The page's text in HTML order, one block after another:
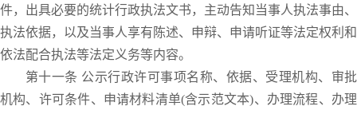
件，出具必要的统计行政执法文书，主动告知当事人执法事由、
执法依据，以及当事人享有陈述、申辩、申请听证等法定权利和
依法配合执法等法定义务等内容。
第十一条 公示行政许可事项名称、依据、受理机构、审批
机构、许可条件、申请材料清单(含示范文本)、办理流程、办理